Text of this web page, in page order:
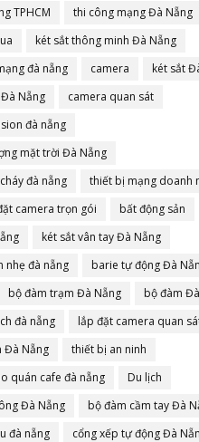
TPHCM
thi công mạng Đà Nẵng
két sắt thông minh Đà Nẵng
đà nẵng
camera
két sắt
Nẵng
camera quan sát
đà nẵng
mặt trời Đà Nẵng
đà nẵng
thiết bị mạng doanh
camera trọn gói
bất động sản
két sắt vân tay Đà Nẵng
nhẹ đà nẵng
barie tự động Đà
bộ đàm trạm Đà Nẵng
bộ đàm
đà nẵng
lắp đặt camera quan
Đà Nẵng
thiết bị an ninh
quán cafe đà nẵng
Du lịch
Đà Nẵng
bộ đàm cầm tay Đà
đà nẵng
cổng xếp tự động Đà